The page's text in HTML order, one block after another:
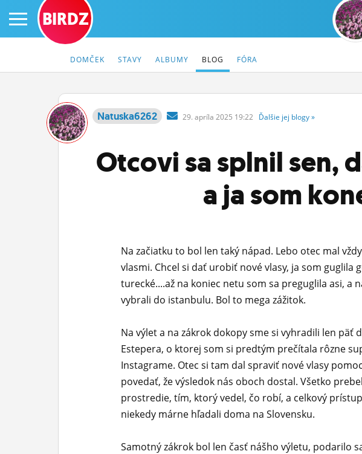
PRIHLÁS SA
BIRDZ
DOMČEK STAVY ALBUMY BLOG FÓRA
Natuska6262 29. apríla 2025 19:22 Ďalšie jej blogy»
Otcovi sa splnil sen,
a ja som
Na začiatku to bol len taký nápad. Lebo otec mal
vlasmi. Chcel si dať urobiť nové vlasy, ja som guglila
turecké....až na koniec netu som sa preguglila asi, a
vybrali do istanbulu. Bol to mega zážitok.
Na výlet a na zákrok dokopy sme si vyhradili len päť
Estepera, o ktorej som si predtým prečítala rôzne
Instagrame. Otec si tam dal spraviť nové vlasy
povedať, že výsledok nás oboch dostal. Všetko
prostredie, tím, ktorý vedel, čo robí, a celkový
niekedy márne hľadali doma na Slovensku.
Samotný zákrok bol len časť nášho výletu, podarilo